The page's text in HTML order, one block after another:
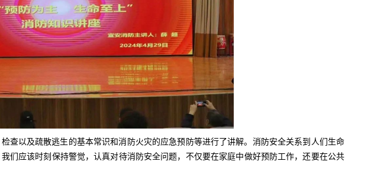
查以及疏散逃生的基本常识和消防火灾的应急预防等进行了讲解。消防安全关系到人们生命
们应该时刻保持警觉，认真对待消防安全问题，不仅要在家庭中做好预防工作，还要在公共